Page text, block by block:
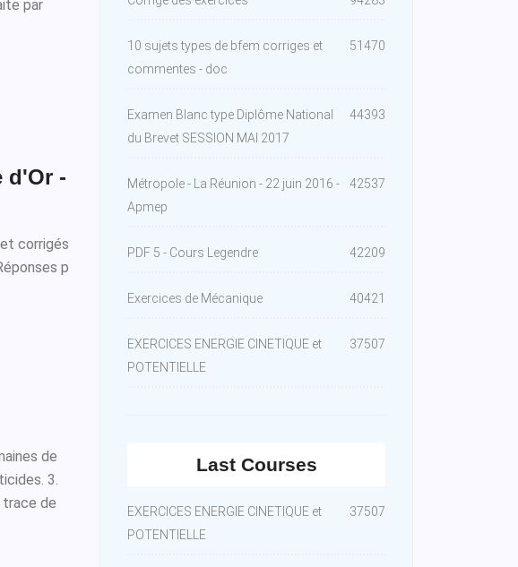
par
d'Or -
et corrigés
p
de
3.
trace de
10 sujets types de bfem corriges et
commentes - doc
51470
Examen Blanc type Diplôme National
du Brevet SESSION MAI 2017
44393
Métropole - La Réunion - 22 juin 2016 -
Apmep
42537
PDF 5 - Cours Legendre 42209
Exercices de Mécanique 40421
EXERCICES ENERGIE CINETIQUE et
POTENTIELLE
37507
Last Courses
EXERCICES ENERGIE CINETIQUE et
POTENTIELLE
37507